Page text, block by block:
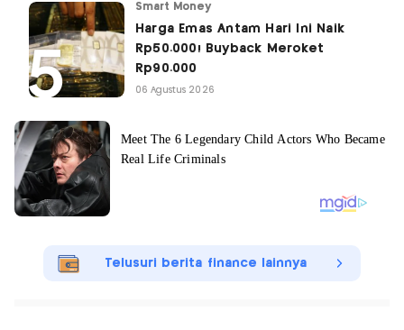
Smart Money
Harga Emas Antam Hari Ini Naik
Rp50.000! Buyback Meroket
Rp90.000
06 Agustus 2026
Telusuri berita finance lainnya